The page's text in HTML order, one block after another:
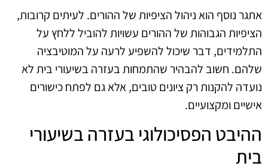
אתגר נוסף הוא ניהול הציפיות של ההורים. לעיתים קרובות,
הציפיות הגבוהות של ההורים עשויות להוביל ללחץ על
התלמידים, דבר שיכול להשפיע לרעה על המוטיבציה
שלהם. חשוב להבהיר שהתמחות בעזרה בשיעורי בית לא
נועדה להקנות רק ציונים טובים, אלא גם לפתח כישורים
אישיים ומקצועיים.
ההיבט הפסיכולוגי בעזרה בשיעורי
בית